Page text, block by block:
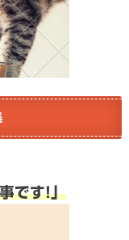
です!」